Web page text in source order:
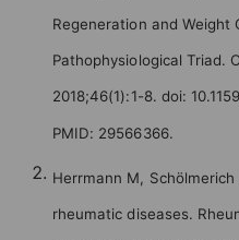
Regeneration and Weight
Pathophysiological Triad.
2018;46(1):1-8. doi:
PMID: 29566366.
Herrmann M,
rheumatic diseases.